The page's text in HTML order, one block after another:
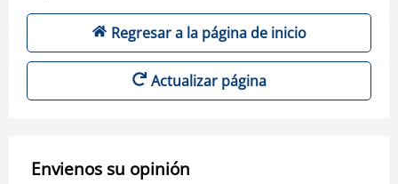
Regresar a la página de inicio
Actualizar página
Envienos su opinión